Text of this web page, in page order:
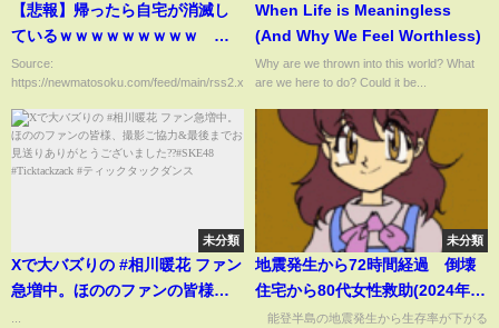
【悲報】帰ったら自宅が消滅し
ているｗｗｗｗｗｗｗｗｗ
（動画あり）
Source:
https://newmatosoku.com/feed/main/rss2.xml...
When Life is Meaningless
(And Why We Feel Worthless)
Why are we thrown into this world? What
are we here to do? Could it be...
未分類
Xで大バズりの #相川暖花 ファン
急増中。ほののファンの皆様、
未分類
地震発生から72時間経過 倒壊
住宅から80代女性救助(2024年1
月4日)
能登半島の地震発生から生存率が下がる